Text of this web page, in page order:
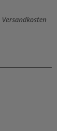
Versandkosten